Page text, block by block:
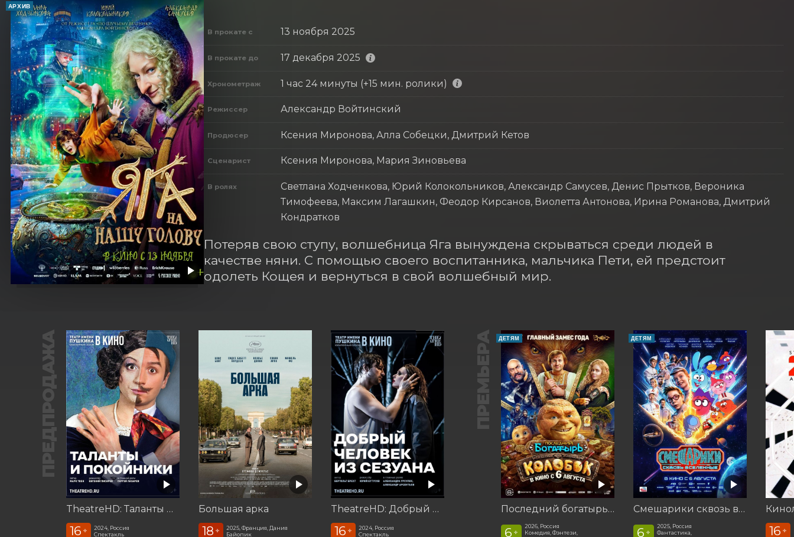
АРХИВ
В прокате с 13 ноября 2025
В прокате до 17 декабря 2025
Хронометраж 1 час 24 минуты (+15 мин. ролики)
Режиссер Александр Войтинский
Продюсер Ксения Миронова, Алла Собецки, Дмитрий Кетов
Сценарист Ксения Миронова, Мария Зиновьева
В ролях
Светлана Ходченкова, Юрий Колокольников, Александр Самусев, Денис Прытков, Вероника
Тимофеева, Максим Лагашкин, Феодор Кирсанов, Виолетта Антонова, Ирина Романова, Дмитрий
Кондратков
Потеряв свою ступу, волшебница Яга вынуждена скрываться среди людей в
качестве няни. С помощью своего воспитанника, мальчика Пети, ей предстоит
одолеть Кощея и вернуться в свой волшебный мир.
ПРЕДПРОДАЖА
TheatreHD: Таланты и покойники
16 +
2024, Россия
Спектакль
Большая арка
18 +
2025, Франция, Дания
Байопик
TheatreHD: Добрый человек из Сезуана
16 +
2024, Россия
Спектакль
ПРЕМЬЕРА ДЕТЯМ
Последний богатырь. Колобок
6 +
2026, Россия
Комедия, Фэнтези,
ДЕТЯМ
Смешарики сквозь вселенные
6 +
2025, Россия
Фантастика,
16 +